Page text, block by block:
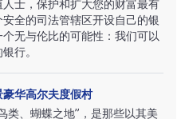
士，保护和扩大您的财富最有
全的司法管辖区开设自己的银
无与伦比的可能性：我们可以
行。
华高尔夫度假村
类、蝴蝶之地”，是那些以其美